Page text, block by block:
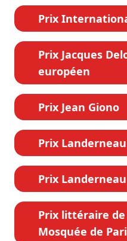
Prix
Prix Jacques
européen
Prix Jean Giono
Prix
Prix
Prix littéraire de
Mosquée de